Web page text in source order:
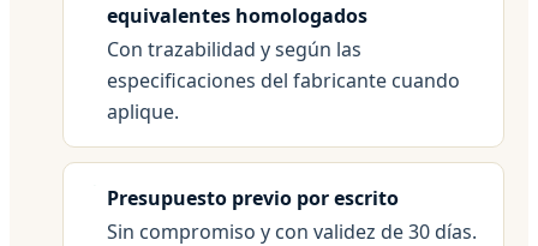
equivalentes homologados
Con trazabilidad y según las
especificaciones del fabricante cuando
aplique.
Presupuesto previo por escrito
Sin compromiso y con validez de 30 días.